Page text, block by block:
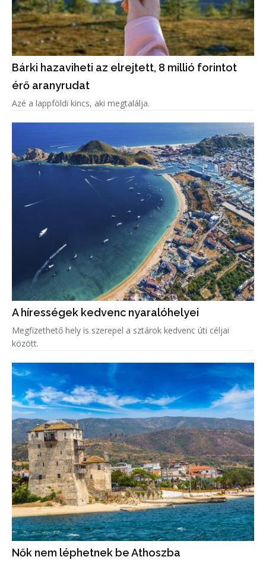
Bárki hazaviheti az elrejtett, 8 millió forintot
érő aranyrudat
Azé a lappföldi kincs, aki megtalálja.
A hírességek kedvenc nyaralóhelyei
Megfizethető hely is szerepel a sztárok kedvenc úti céljai
között.
Nők nem léphetnek be Athoszba